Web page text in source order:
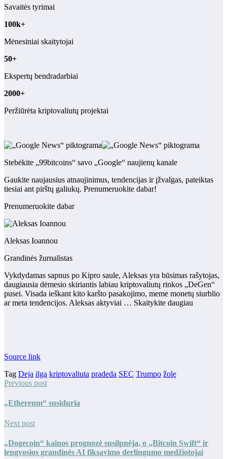
Savaitės tyrimai
100k+
Mėnesiniai skaitytojai
50+
Ekspertų bendradarbiai
2000+
Peržiūrėta kriptovaliutų projektai
Stebėkite „99bitcoins“ savo „Google“ naujienų kanale
Gaukite naujausius atnaujinimus, tendencijas ir įžvalgas, pateiktas
tiesiai ant pirštų galiukų. Prenumeruokite dabar!
Prenumeruokite dabar
Aleksas Ioannou
Grandinės žurnalistas
Vykdydamas sapnus po Kipro saule, Aleksas yra būsimas rašytojas,
daugiausia dėmesio skiriantis labiau kriptovaliutų rinkos „DeGen“
pusei. Visada ieškant kito karšto pasakojimo, meme monetų siurblio
ar meta tendencijos. Aleksas aktyviai … Skaitykite daugiau
Source link
Tag Deja ilgą kriptovaliuta pradeda SEC Trumpo žolę
Previous post
„Ethereum“ susiduria
Next post
„Dogecoin“ kainos prognozė susilpnėja, o „Bitcoin Swift“ ir
lengvosios grandinės AI fiksavimo derlingumo medžiotojai